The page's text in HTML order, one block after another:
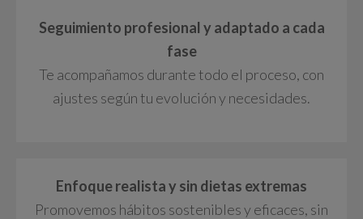
Seguimiento profesional y adaptado a cada
fase
Te acompañamos durante todo el proceso, con
ajustes según tu evolución y necesidades.
Enfoque realista y sin dietas extremas
Promovemos hábitos sostenibles y eficaces, sin